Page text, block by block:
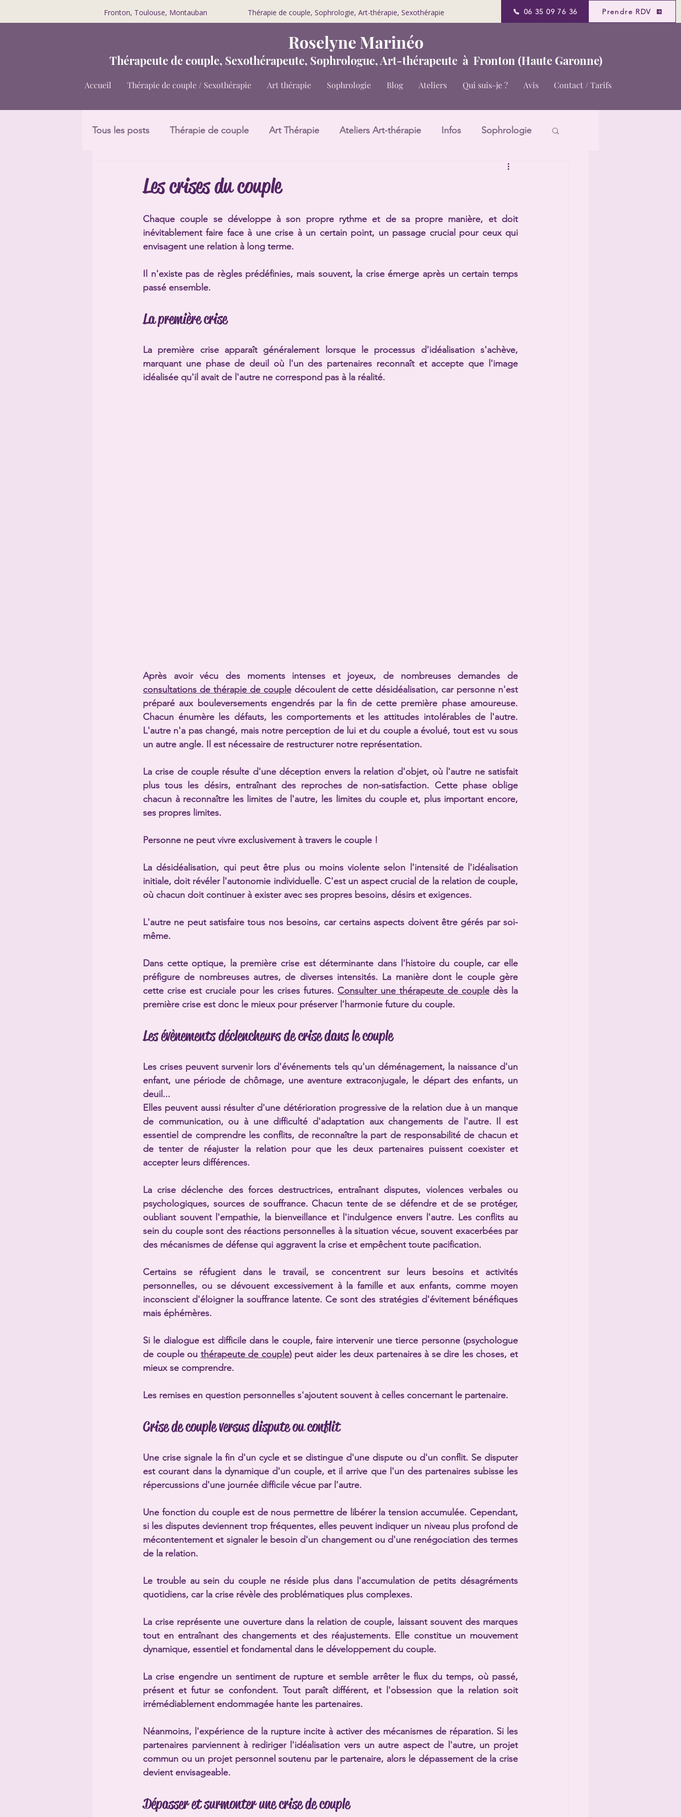
Fronton, Toulouse, Montauban Thérapie de couple, Sophrologie, Art-thérapie, Sexothérapie 06 35 09 76 36 Prendre RDV
Roselyne Marinéo
Thérapeute de couple, Sexothérapeute, Sophrologue, Art-thérapeute à Fronton (Haute Garonne)
Accueil Thérapie de couple / Sexothérapie Art thérapie Sophrologie Blog Ateliers Qui suis-je ? Avis Contact / Tarifs
Tous les posts Thérapie de couple Art Thérapie Ateliers Art-thérapie Infos Sophrologie
Les crises du couple
Chaque couple se développe à son propre rythme et de sa propre manière, et doit
inévitablement faire face à une crise à un certain point, un passage crucial pour ceux qui
envisagent une relation à long terme.
Il n'existe pas de règles prédéfinies, mais souvent, la crise émerge après un certain temps
passé ensemble.
La première crise
La première crise apparaît généralement lorsque le processus d'idéalisation s'achève,
marquant une phase de deuil où l'un des partenaires reconnaît et accepte que l'image
idéalisée qu'il avait de l'autre ne correspond pas à la réalité.
consultations de thérapie de couple découlent de cette désidéalisation, car personne n'est
préparé aux bouleversements engendrés par la fin de cette première phase amoureuse.
Chacun énumère les défauts, les comportements et les attitudes intolérables de l'autre.
L'autre n'a pas changé, mais notre perception de lui et du couple a évolué, tout est vu sous
un autre angle. Il est nécessaire de restructurer notre représentation.
La crise de couple résulte d'une déception envers la relation d'objet, où l'autre ne satisfait
plus tous les désirs, entraînant des reproches de non-satisfaction. Cette phase oblige
chacun à reconnaître les limites de l'autre, les limites du couple et, plus important encore,
ses propres limites.
Personne ne peut vivre exclusivement à travers le couple !
La désidéalisation, qui peut être plus ou moins violente selon l'intensité de l'idéalisation
initiale, doit révéler l'autonomie individuelle. C'est un aspect crucial de la relation de couple,
où chacun doit continuer à exister avec ses propres besoins, désirs et exigences.
L'autre ne peut satisfaire tous nos besoins, car certains aspects doivent être gérés par soi-
même.
Dans cette optique, la première crise est déterminante dans l'histoire du couple, car elle
préfigure de nombreuses autres, de diverses intensités. La manière dont le couple gère
cette crise est cruciale pour les crises futures. Consulter une thérapeute de couple dès la
première crise est donc le mieux pour préserver l'harmonie future du couple.
Les évènements déclencheurs de crise dans le couple
Les crises peuvent survenir lors d'événements tels qu'un déménagement, la naissance d'un
enfant, une période de chômage, une aventure extraconjugale, le départ des enfants, un
deuil...
Elles peuvent aussi résulter d'une détérioration progressive de la relation due à un manque
de communication, ou à une difficulté d'adaptation aux changements de l'autre. Il est
essentiel de comprendre les conflits, de reconnaître la part de responsabilité de chacun et
de tenter de réajuster la relation pour que les deux partenaires puissent coexister et
accepter leurs différences.
La crise déclenche des forces destructrices, entraînant disputes, violences verbales ou
psychologiques, sources de souffrance. Chacun tente de se défendre et de se protéger,
oubliant souvent l'empathie, la bienveillance et l'indulgence envers l'autre. Les conflits au
sein du couple sont des réactions personnelles à la situation vécue, souvent exacerbées par
des mécanismes de défense qui aggravent la crise et empêchent toute pacification.
Certains se réfugient dans le travail, se concentrent sur leurs besoins et activités
personnelles, ou se dévouent excessivement à la famille et aux enfants, comme moyen
inconscient d'éloigner la souffrance latente. Ce sont des stratégies d'évitement bénéfiques
mais éphémères.
Si le dialogue est difficile dans le couple, faire intervenir une tierce personne (psychologue
de couple ou thérapeute de couple) peut aider les deux partenaires à se dire les choses, et
mieux se comprendre.
Les remises en question personnelles s'ajoutent souvent à celles concernant le partenaire.
Crise de couple versus dispute ou conflit
Une crise signale la fin d'un cycle et se distingue d'une dispute ou d'un conflit. Se disputer
est courant dans la dynamique d'un couple, et il arrive que l'un des partenaires subisse les
répercussions d'une journée difficile vécue par l'autre.
Une fonction du couple est de nous permettre de libérer la tension accumulée. Cependant,
si les disputes deviennent trop fréquentes, elles peuvent indiquer un niveau plus profond de
mécontentement et signaler le besoin d'un changement ou d'une renégociation des termes
de la relation.
Le trouble au sein du couple ne réside plus dans l'accumulation de petits désagréments
quotidiens, car la crise révèle des problématiques plus complexes.
La crise représente une ouverture dans la relation de couple, laissant souvent des marques
tout en entraînant des changements et des réajustements. Elle constitue un mouvement
dynamique, essentiel et fondamental dans le développement du couple.
La crise engendre un sentiment de rupture et semble arrêter le flux du temps, où passé,
présent et futur se confondent. Tout paraît différent, et l'obsession que la relation soit
irrémédiablement endommagée hante les partenaires.
Néanmoins, l'expérience de la rupture incite à activer des mécanismes de réparation. Si les
partenaires parviennent à rediriger l'idéalisation vers un autre aspect de l'autre, un projet
commun ou un projet personnel soutenu par le partenaire, alors le dépassement de la crise
devient envisageable.
Dépasser et surmonter une crise de couple